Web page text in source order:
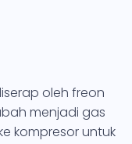
oleh freon
menjadi gas
kompresor untuk